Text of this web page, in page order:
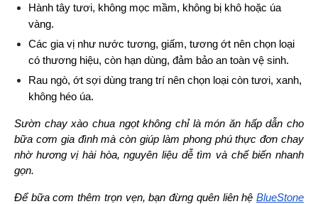
Hành tây tươi, không mọc mầm, không bị khô hoặc úa
vàng.
Các gia vị như nước tương, giấm, tương ớt nên chọn loại
có thương hiệu, còn hạn dùng, đảm bảo an toàn vệ sinh.
Rau ngò, ớt sợi dùng trang trí nên chọn loại còn tươi, xanh,
không héo úa.
Sườn chay xào chua ngọt không chỉ là món ăn hấp dẫn cho
bữa cơm gia đình mà còn giúp làm phong phú thực đơn chay
nhờ hương vị hài hòa, nguyên liệu dễ tìm và chế biến nhanh
gọn.
Để bữa cơm thêm trọn vẹn, bạn đừng quên liên hệ BlueStone